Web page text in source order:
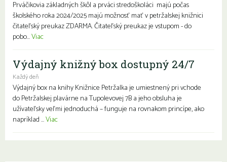
Prváčikovia základných škôl a prváci stredoškoláci majú počas
školského roka 2024/2025 majú možnosť mať v petržalskej knižnici
čitateľský preukaz ZDARMA. Čitateľský preukaz je vstupom - do
pobo...Viac
Výdajný knižný box dostupný 24/7
Každý deň
Výdajný box na knihy Knižnice Petržalka je umiestnený pri vchode
do Petržalskej plavárne na Tupolevovej 7B a jeho obsluha je
užívateľsky veľmi jednoduchá – funguje na rovnakom princípe, ako
napríklad ...Viac